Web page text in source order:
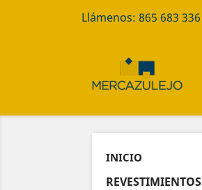
Llámenos: 865 683 336
INICIO
REVESTIMIENTOS